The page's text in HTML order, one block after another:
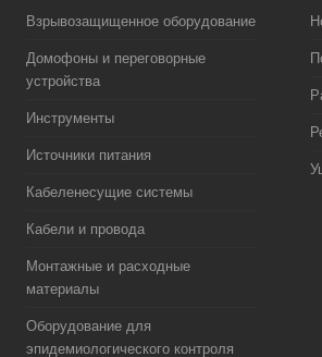
Взрывозащищенное оборудование
Домофоны и переговорные
устройства
Инструменты
Источники питания
Кабеленесущие системы
Кабели и провода
Монтажные и расходные
материалы
Оборудование для
эпидемиологического контроля